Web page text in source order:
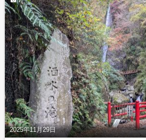
2025年11月29日